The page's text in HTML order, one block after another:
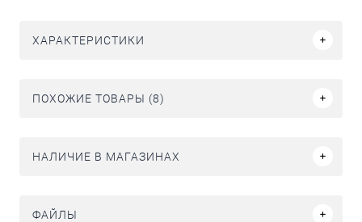
ХАРАКТЕРИСТИКИ
ПОХОЖИЕ ТОВАРЫ (8)
НАЛИЧИЕ В МАГАЗИНАХ
ФАЙЛЫ